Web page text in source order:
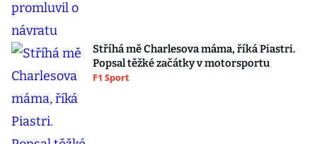
Stříhá mě Charlesova máma, říká Piastri.
Popsal těžké začátky v motorsportu
F1 Sport